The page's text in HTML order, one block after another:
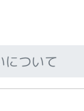
について